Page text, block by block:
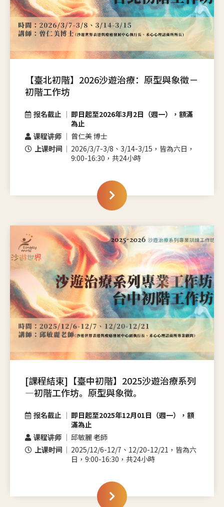
【臺北初階】2026沙遊治療：原型與象徵－
初階工作坊
报名截止
即日起至2026年3月2日（週一），額滿
為止
课程讲师
曾仁美 博士
上课时间
2026/3/7-3/8、3/14-3/15，皆為六日，
9:00-16:30，共24小時
[課程結束]【臺中初階】2025沙遊治療系列
—初階工作坊。原型與象徵。
报名截止
即日起至2025年12月01日（週一），額
滿為止
课程讲师
邱敏麗 老師
上课时间
2025/12/6-12/7、12/20-12/21，皆為六
日，9:00-16:30，共24小時